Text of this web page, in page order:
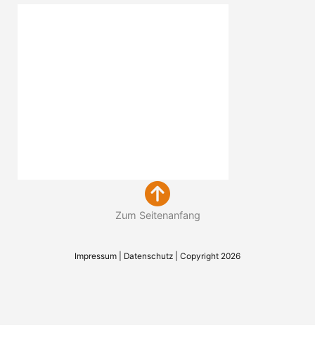
Zum Seitenanfang
Impressum Datenschutz | Copyright 2026